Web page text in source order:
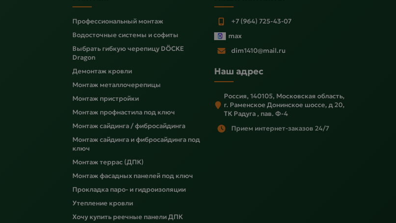
Профессиональный монтаж
Водосточные системы и софиты
Выбрать гибкую черепицу DÖCKE
Dragon
Демонтаж кровли
Монтаж металлочерепицы
Монтаж пристройки
Монтаж профнастила под ключ
Монтаж сайдинга / фибросайдинга
Монтаж сайдинга и фибросайдинга под
ключ
Монтаж террас (ДПК)
Монтаж фасадных панелей под ключ
Прокладка паро- и гидроизоляции
Утепление кровли
Хочу купить реечные панели ДПК
+7 (964) 725-43-07
max
dim1410@mail.ru
Наш адрес
Россия, 140105, Московская область,
г. Раменское Донинское шоссе, д 20,
ТК Радуга , пав. Ф-4
Прием интернет-заказов 24/7